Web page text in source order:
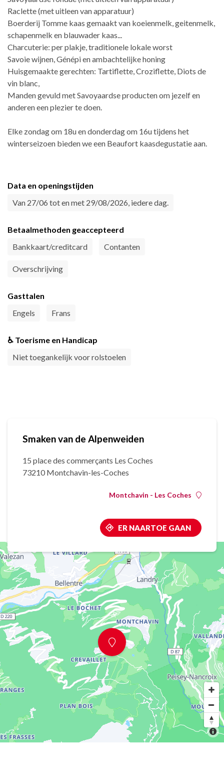
Raclette (met uitleen van apparatuur)
Boerderij Tomme kaas gemaakt van koeienmelk, geitenmelk,
schapenmelk en blauwader kaas...
Charcuterie: per plakje, traditionele lokale worst
Savoie wijnen, Génépi en ambachtelijke honing
Huisgemaakte gerechten: Tartiflette, Croziflette, Diots de
vin blanc,
Manden gevuld met Savoyaardse producten om jezelf en
anderen een plezier te doen.
Elke zondag om 18u en donderdag om 16u tijdens het
winterseizoen bieden we een Beaufort kaasdegustatie aan.
Data en openingstijden
Van 27/06 tot en met 29/08/2026, iedere dag.
Betaalmethoden geaccepteerd
Bankkaart/creditcard
Contanten
Overschrijving
Gasttalen
Engels
Frans
♿ Toerisme en Handicap
Niet toegankelijk voor rolstoelen
Smaken van de Alpenweiden
15 place des commerçants Les Coches
73210 Montchavin-les-Coches
Montchavin - Les Coches
ER NAARTOE GAAN